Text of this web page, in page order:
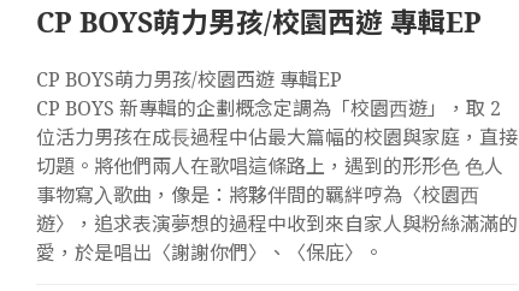
CP BOYS萌力男孩/校園西遊 專輯EP
CP BOYS萌力男孩/校園西遊 專輯EP
CP BOYS 新專輯的企劃概念定調為「校園⻄遊」，取 2
位活⼒男孩在成⻑過程中佔最⼤篇幅的校園與家庭，直接
切題。將他們兩⼈在歌唱這條路上，遇到的形形⾊ ⾊⼈
事物寫⼊歌曲，像是：將夥伴間的羈絆哼為〈校園⻄
遊〉，追求表演夢想的過程中收到來⾃家⼈與粉絲滿滿的
愛，於是唱出〈謝謝你們〉、〈保庇〉。